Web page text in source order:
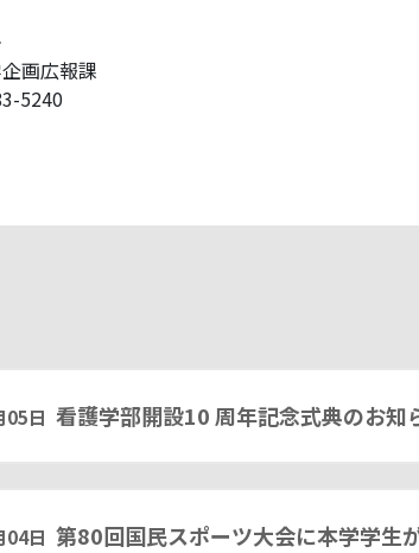
画広報課
5240
05日 看護学部開設10 周年記念式典のお知
04日 第80回国民スポーツ大会に本学学生